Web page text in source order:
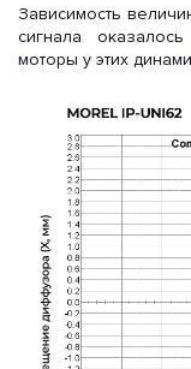
Зависимость
сигнала
моторы у этих